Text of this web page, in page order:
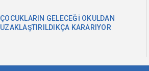
ÇOCUKLARIN GELECEĞİ OKULDAN
UZAKLAŞTIRILDIKÇA KARARIYOR